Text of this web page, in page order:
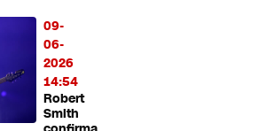
09-
06-
2026
14:54
Robert
Smith